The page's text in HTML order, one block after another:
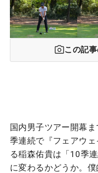
この記
国内男子ツアー開幕
季連続で『フェアウ
る稲森佑貴は「10季
に変わるかどうか。